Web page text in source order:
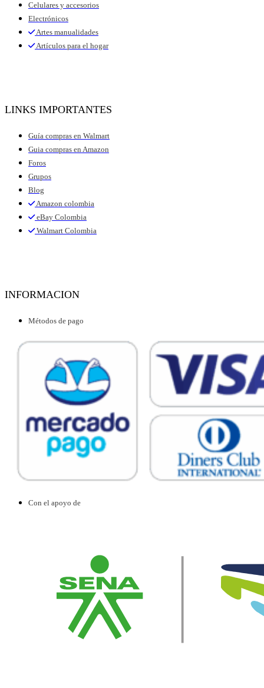
Celulares y accesorios
Electrónicos
Artes manualidades
Artículos para el hogar
LINKS IMPORTANTES
Guía compras en Walmart
Guia compras en Amazon
Foros
Grupos
Blog
Amazon colombia
eBay Colombia
Walmart Colombia
INFORMACION
Métodos de pago
Con el apoyo de